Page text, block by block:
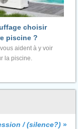
choisir
piscine ?
aident à y voir
la piscine.
/ (silence?) »